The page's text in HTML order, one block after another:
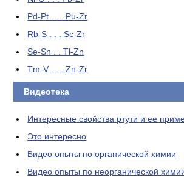
Pd-Pt . . . Pu-Zr
Rb-S . . . Sc-Zr
Se-Sn . . Tl-Zn
Tm-V . . . Zn-Zr
Видеотека
Интересные свойства ртути и ее
Это интересно
Видео опыты по органической химии
Видео опыты по неорганической